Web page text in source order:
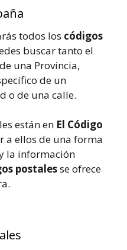
todos los códigos
buscar tanto el
una Provincia,
de un
o de una calle.
están en El Código
a ellos de una forma
la información
postalesse ofrece